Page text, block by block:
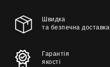
Швидка
та безпечна доставка
Гарантія
якості